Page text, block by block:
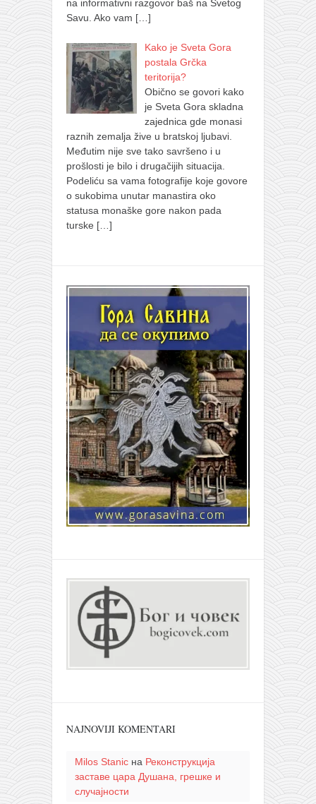
na informativni razgovor baš na Svetog
Savu. Ako vam […]
Kako je Sveta Gora
postala Grčka
teritorija?
Obično se govori kako
je Sveta Gora skladna
zajednica gde monasi
raznih zemalja žive u bratskoj ljubavi.
Međutim nije sve tako savršeno i u
prošlosti je bilo i drugačijih situacija.
Podeliću sa vama fotografije koje govore
o sukobima unutar manastira oko
statusa monaške gore nakon pada
turske […]
NAJNOVIJI KOMENTARI
Milos Stanicна Реконструкција
заставе цара Душана, грешке и
случајности